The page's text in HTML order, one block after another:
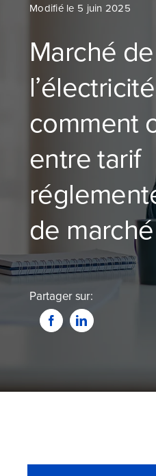
Blog
Devenir partenaire
Contactez-nous
Je compare dès
Modifié le 5 juin 2025
Marché
comment
entre tarif
de
Partager sur: